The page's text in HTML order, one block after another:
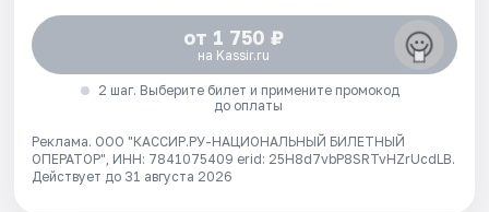
от 1 750 ₽
на Kassir.ru
2 шаг. Выберите билет и примените промокод
до оплаты
Реклама. ООО "КАССИР.РУ-НАЦИОНАЛЬНЫЙ БИЛЕТНЫЙ
ОПЕРАТОР", ИНН: 7841075409 erid: 25H8d7vbP8SRTvHZrUcdLB.
Действует до 31 августа 2026